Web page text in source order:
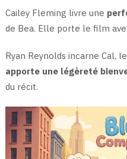
Cailey Fleming livre une
de Bea. Elle porte le film
Ryan Reynolds incarne Cal,
apporte une légèreté
du récit.